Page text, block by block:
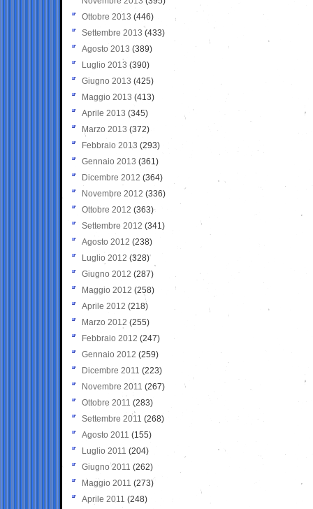
Ottobre 2013 (446)
Settembre 2013 (433)
Agosto 2013 (389)
Luglio 2013 (390)
Giugno 2013 (425)
Maggio 2013 (413)
Aprile 2013 (345)
Marzo 2013 (372)
Febbraio 2013 (293)
Gennaio 2013 (361)
Dicembre 2012 (364)
Novembre 2012 (336)
Ottobre 2012 (363)
Settembre 2012 (341)
Agosto 2012 (238)
Luglio 2012 (328)
Giugno 2012 (287)
Maggio 2012 (258)
Aprile 2012 (218)
Marzo 2012 (255)
Febbraio 2012 (247)
Gennaio 2012 (259)
Dicembre 2011 (223)
Novembre 2011 (267)
Ottobre 2011 (283)
Settembre 2011 (268)
Agosto 2011 (155)
Luglio 2011 (204)
Giugno 2011 (262)
Maggio 2011 (273)
Aprile 2011 (248)